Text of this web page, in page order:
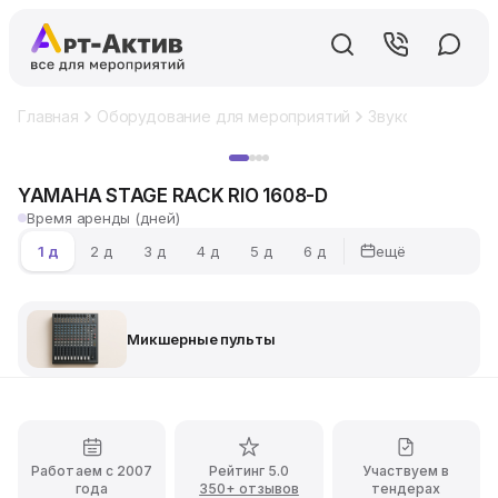
Главная Оборудование для мероприятий Звуковое
YAMAHA STAGE RACK RIO 1608-D
Время аренды (дней)
1 д
2 д 3 д 4 д 5 д 6 д ещё
Микшерные пульты
Работаем с 2007
года
Рейтинг 5.0
350+ отзывов
Участвуем в
тендерах